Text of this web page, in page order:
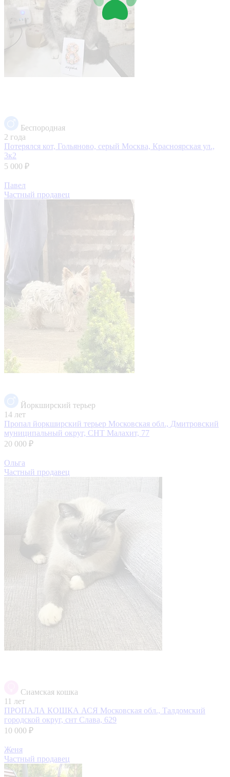
Беспородная
2 года
Потерялся кот, Гольяново, серый Москва, Красноярская ул.,
3к2
5 000 ₽
Павел
Частный продавец
Йоркширский терьер
14 лет
Пропал йоркширский терьер Московская обл., Дмитровский
муниципальный округ, СНТ Малахит, 77
20 000 ₽
Ольга
Частный продавец
Сиамская кошка
11 лет
ПРОПАЛА КОШКА АСЯ Московская обл., Талдомский
городской округ, снт Слава, 629
10 000 ₽
Женя
Частный продавец